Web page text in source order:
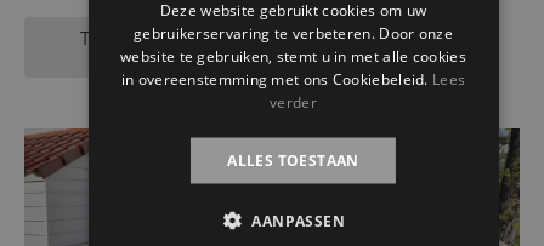
Toevoegen aan
winkelwagen
Selecteer opties
Deze website gebruikt cookies om uw
gebruikerservaring te verbeteren. Door onze
website te gebruiken, stemt u in met alle cookies
in overeenstemming met ons Cookiebeleid. Lees
verder
ALLES TOESTAAN
AANPASSEN